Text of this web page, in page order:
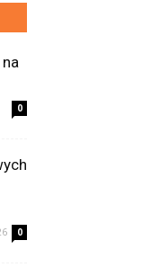
0
0